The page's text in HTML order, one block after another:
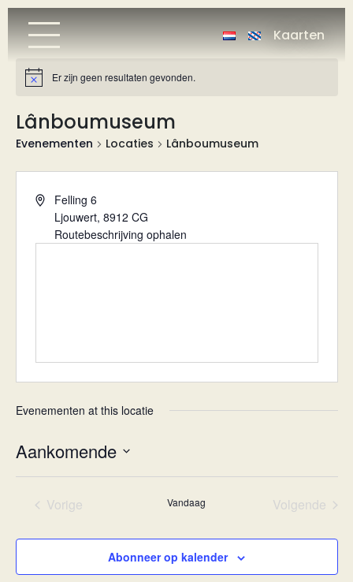
Kaarten
BerichtEr zijn geen resultaten gevonden.
Lânboumuseum
Evenementen Locaties Lânboumuseum
AdresFelling 6
Ljouwert, 8912 CG
Routebeschrijving ophalen
Evenementen at this locatie
Aankomende
Selecteer
datum.Vorige
Vandaag
Volgende
Abonneer op kalender